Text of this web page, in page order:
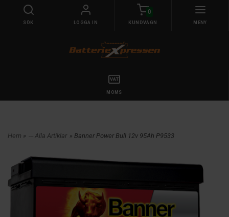
SÖK LOGGA IN
0
KUNDVAGN MENY
MOMS
Hem » --- Alla Artiklar » Banner Power Bull 12v 95Ah P9533